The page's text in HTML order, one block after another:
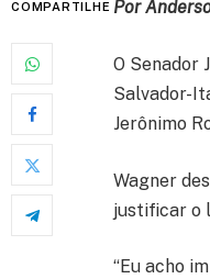
COMPARTILHE Por
O Senador
Salvador-
Jerônimo
Wagner
justificar o
“Eu acho